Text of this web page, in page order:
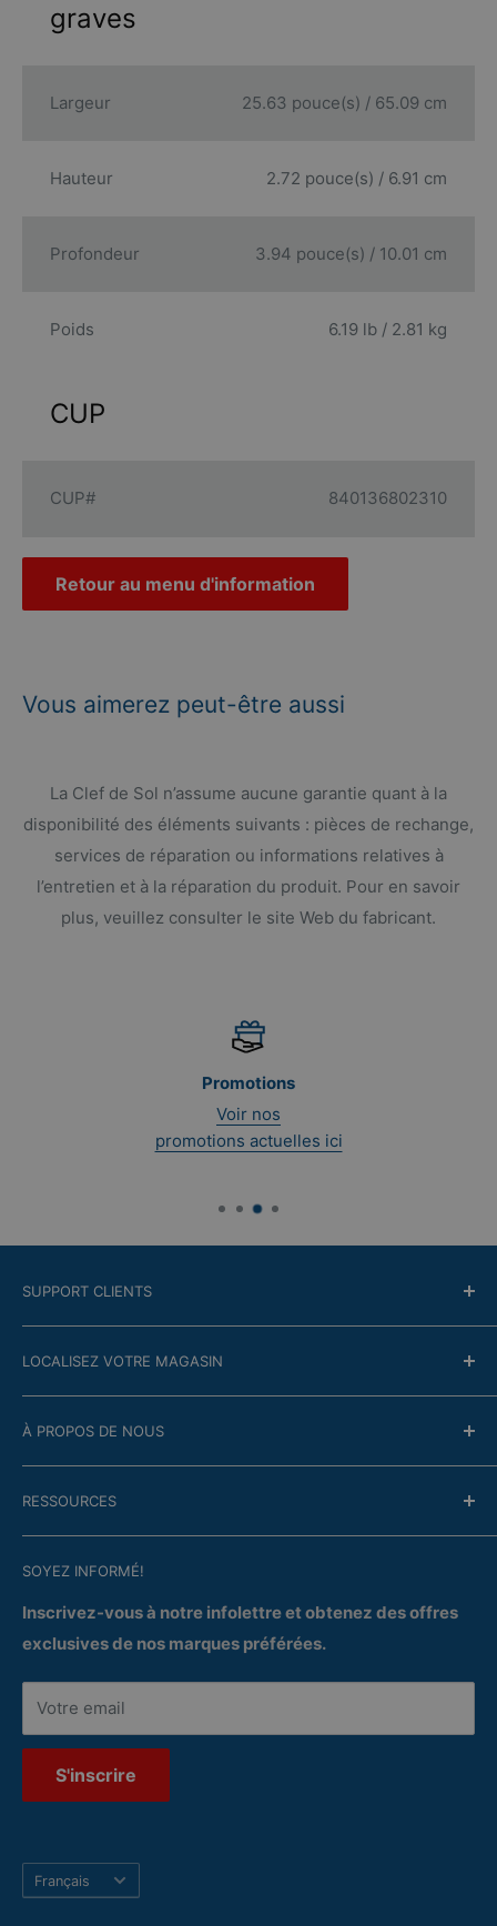
graves
Largeur 25.63 pouce(s) / 65.09 cm
Hauteur 2.72 pouce(s) / 6.91 cm
Profondeur 3.94 pouce(s) / 10.01 cm
Poids 6.19 lb / 2.81 kg
CUP
CUP# 840136802310
Retour au menu d'information
Vous aimerez peut-être aussi
La Clef de Sol n’assume aucune garantie quant à la
disponibilité des éléments suivants : pièces de rechange,
services de réparation ou informations relatives à
l’entretien et à la réparation du produit. Pour en savoir
plus, veuillez consulter le site Web du fabricant.
Promotions
Voir nos
promotions actuelles ici
SUPPORT CLIENTS
Contactez-nous
Politique de retour
Modalité en ligne
Financement
Garantie
Questions/Réponses
Satisfaction
LOCALISEZ VOTRE MAGASIN
Trouver le magasin le plus proche
À PROPOS DE NOUS
Entreprise
Contactez-nous
Circulaire en cours
Services
RESSOURCES
Politique de confidentialité
Livraison et cueillette
Réparation
SOYEZ INFORMÉ!
Inscrivez-vous à notre infolettre et obtenez des offres
exclusives de nos marques préférées.
Votre email
S'inscrire
Langue
Français